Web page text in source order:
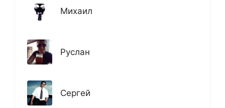
Михаил
Руслан
Сергей